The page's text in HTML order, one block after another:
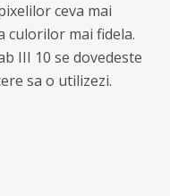
ceva mai
culorilor mai fidela.
III 10 se dovedeste
sa o utilizezi.